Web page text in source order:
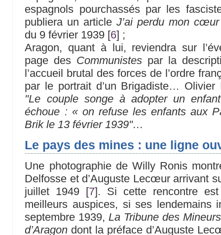
espagnols pourchassés par les
publiera un articleJ’ai perdu mon
du 9 février 1939 [6] ;
Aragon, quant à lui, reviendra sur
page des Communistes par la
l’accueil brutal des forces de l’ordre
par le portrait d’un Brigadiste… Olivier
"Le couple songe à adopter un
échoue : « on refuse les enfants aux
Brik le 13 février 1939"…
Le pays des mines : une ligne
Une photographie de Willy Ronis
Delfosse et d’Auguste Lecœur arrivant
juillet 1949 [7] . Si cette rencontre
meilleurs auspices, si ses lendemains
septembre 1939,La Tribune des Mineurs
d’Aragon dont la préface d’Auguste